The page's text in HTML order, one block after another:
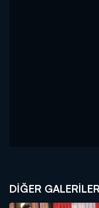
DİĞER GALERİLER